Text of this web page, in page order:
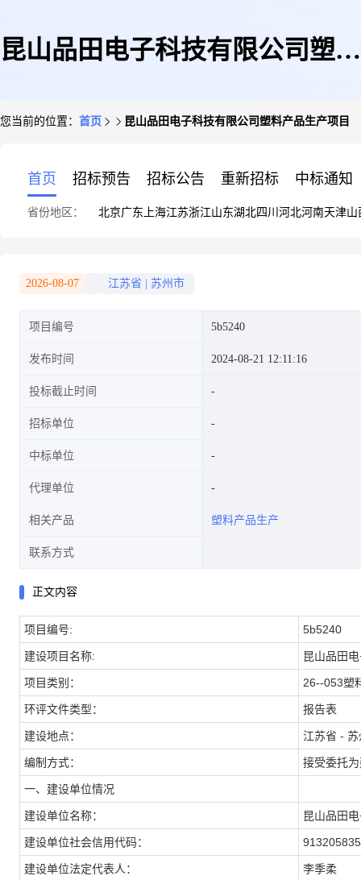
昆山品田电子科技有限公司塑料
您当前的位置： 首页 昆山品田电子科技有限公司塑料产品生产项目
首页 招标预告 招标公告 重新招标 中标通知
省份地区： 北京广东 上海江苏浙江山东湖北四川 河北河南天津山
2026-08-07 江苏省 苏州市
项目编号 5b5240
发布时间 2024-08-21 12:11:16
投标截止时间
招标单位
中标单位
代理单位
相关产品 塑料产品生产
联系方式
正文内容
项目编号: 5b5240
建设项目名称: 昆山品田
项目类别： 26--053塑
环评文件类型： 报告表
建设地点： 江苏省 - 苏
编制方式： 接受委托
一、建设单位情况
建设单位名称： 昆山品田
建设单位社会信用代码：
建设单位法定代表人： 李季柔